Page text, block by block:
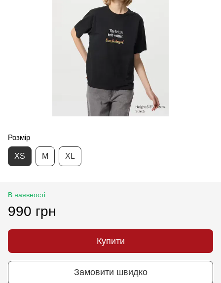
Розмір
XS M XL
В наявності
990 грн
Купити
Замовити швидко